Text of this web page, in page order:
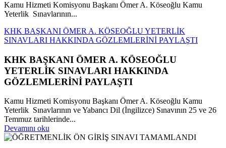
Kamu Hizmeti Komisyonu Başkanı Ömer A. Köseoğlu Kamu
Yeterlik Sınavlarının...
KHK BAŞKANI ÖMER A. KÖSEOĞLU YETERLİK
SINAVLARI HAKKINDA GÖZLEMLERİNİ PAYLAŞTI
KHK BAŞKANI ÖMER A. KÖSEOĞLU
YETERLİK SINAVLARI HAKKINDA
GÖZLEMLERİNİ PAYLAŞTI
Kamu Hizmeti Komisyonu Başkanı Ömer A. Köseoğlu Kamu
Yeterlik Sınavlarının ve Yabancı Dil (İngilizce) Sınavının 25 ve 26
Temmuz tarihlerinde...
Devamını oku